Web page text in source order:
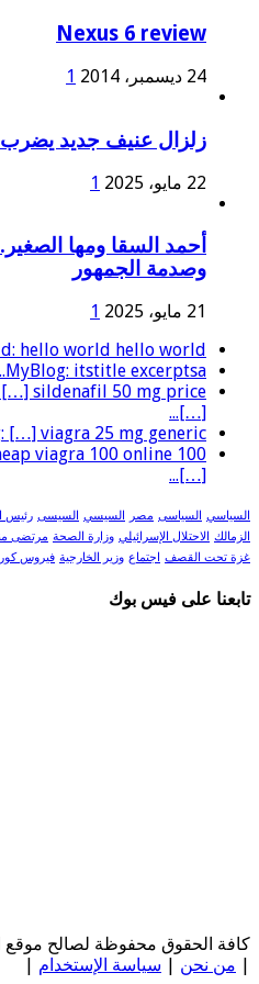
Nexus 6 review
24 ديسمبر، 2014 1
زلزال عنيف جديد يضرب
22 مايو، 2025 1
أحمد السقا ومها
وصدمة الجمهور
21 مايو، 2025
1
hello world hello world...
MyBlog: itstitle excerptsa...
[…] sildenafil 50 mg price
[…]...
viagra 25 mg generic […]...
viagra 100 online
[…]...
السياسي السياسى مصر السيسي السيسى رئيس
الزمالك الاحتلال الإسرائيلي وزارة الصحة مرتضى
غزة تحت القصف اجتماع وزير الخارجية فيروس
تابعنا على فيس بوك
| من نحن | سياسة الإستخدام |